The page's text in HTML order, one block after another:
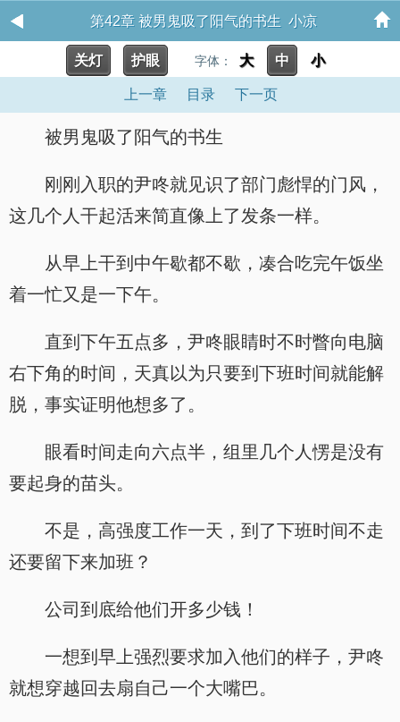
第42章 被男鬼吸了阳气的书生 小凉
关灯 护眼 字体： 大 中 小
上一章 目录 下一页
被男鬼吸了阳气的书生
刚刚入职的尹咚就见识了部门彪悍的门风，
这几个人干起活来简直像上了发条一样。
从早上干到中午歇都不歇，凑合吃完午饭坐
着一忙又是一下午。
直到下午五点多，尹咚眼睛时不时瞥向电脑
右下角的时间，天真以为只要到下班时间就能解
脱，事实证明他想多了。
眼看时间走向六点半，组里几个人愣是没有
要起身的苗头。
不是，高强度工作一天，到了下班时间不走
还要留下来加班？
公司到底给他们开多少钱！
一想到早上强烈要求加入他们的样子，尹咚
就想穿越回去扇自己一个大嘴巴。